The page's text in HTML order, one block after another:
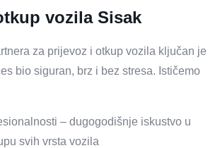
vozila Sisak
za prijevoz i otkup vozila ključan je
bio siguran, brz i bez stresa. Ističemo
– dugogodišnje iskustvo u
svih vrsta vozila